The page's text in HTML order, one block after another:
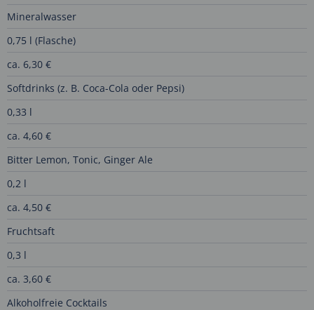
Mineralwasser
0,75 l (Flasche)
ca. 6,30 €
Softdrinks (z. B. Coca-Cola oder Pepsi)
0,33 l
ca. 4,60 €
Bitter Lemon, Tonic, Ginger Ale
0,2 l
ca. 4,50 €
Fruchtsaft
0,3 l
ca. 3,60 €
Alkoholfreie Cocktails